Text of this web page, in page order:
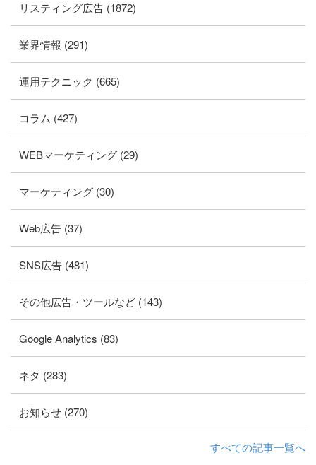
リスティング広告 (1872)
業界情報 (291)
運用テクニック (665)
コラム (427)
WEBマーケティング (29)
マーケティング (30)
Web広告 (37)
SNS広告 (481)
その他広告・ツールなど (143)
Google Analytics (83)
ネタ (283)
お知らせ (270)
すべての記事一覧へ